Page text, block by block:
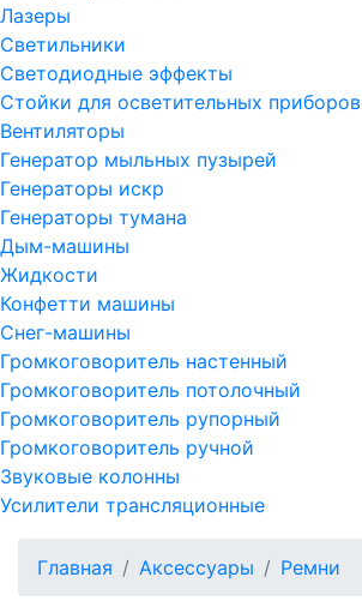
Лазеры
Светильники
Светодиодные эффекты
Стойки для осветительных приборов
Вентиляторы
Генератор мыльных пузырей
Генераторы искр
Генераторы тумана
Дым-машины
Жидкости
Конфетти машины
Снег-машины
Громкоговоритель настенный
Громкоговоритель потолочный
Громкоговоритель рупорный
Громкоговоритель ручной
Звуковые колонны
Усилители трансляционные
Главная Аксессуары Ремни